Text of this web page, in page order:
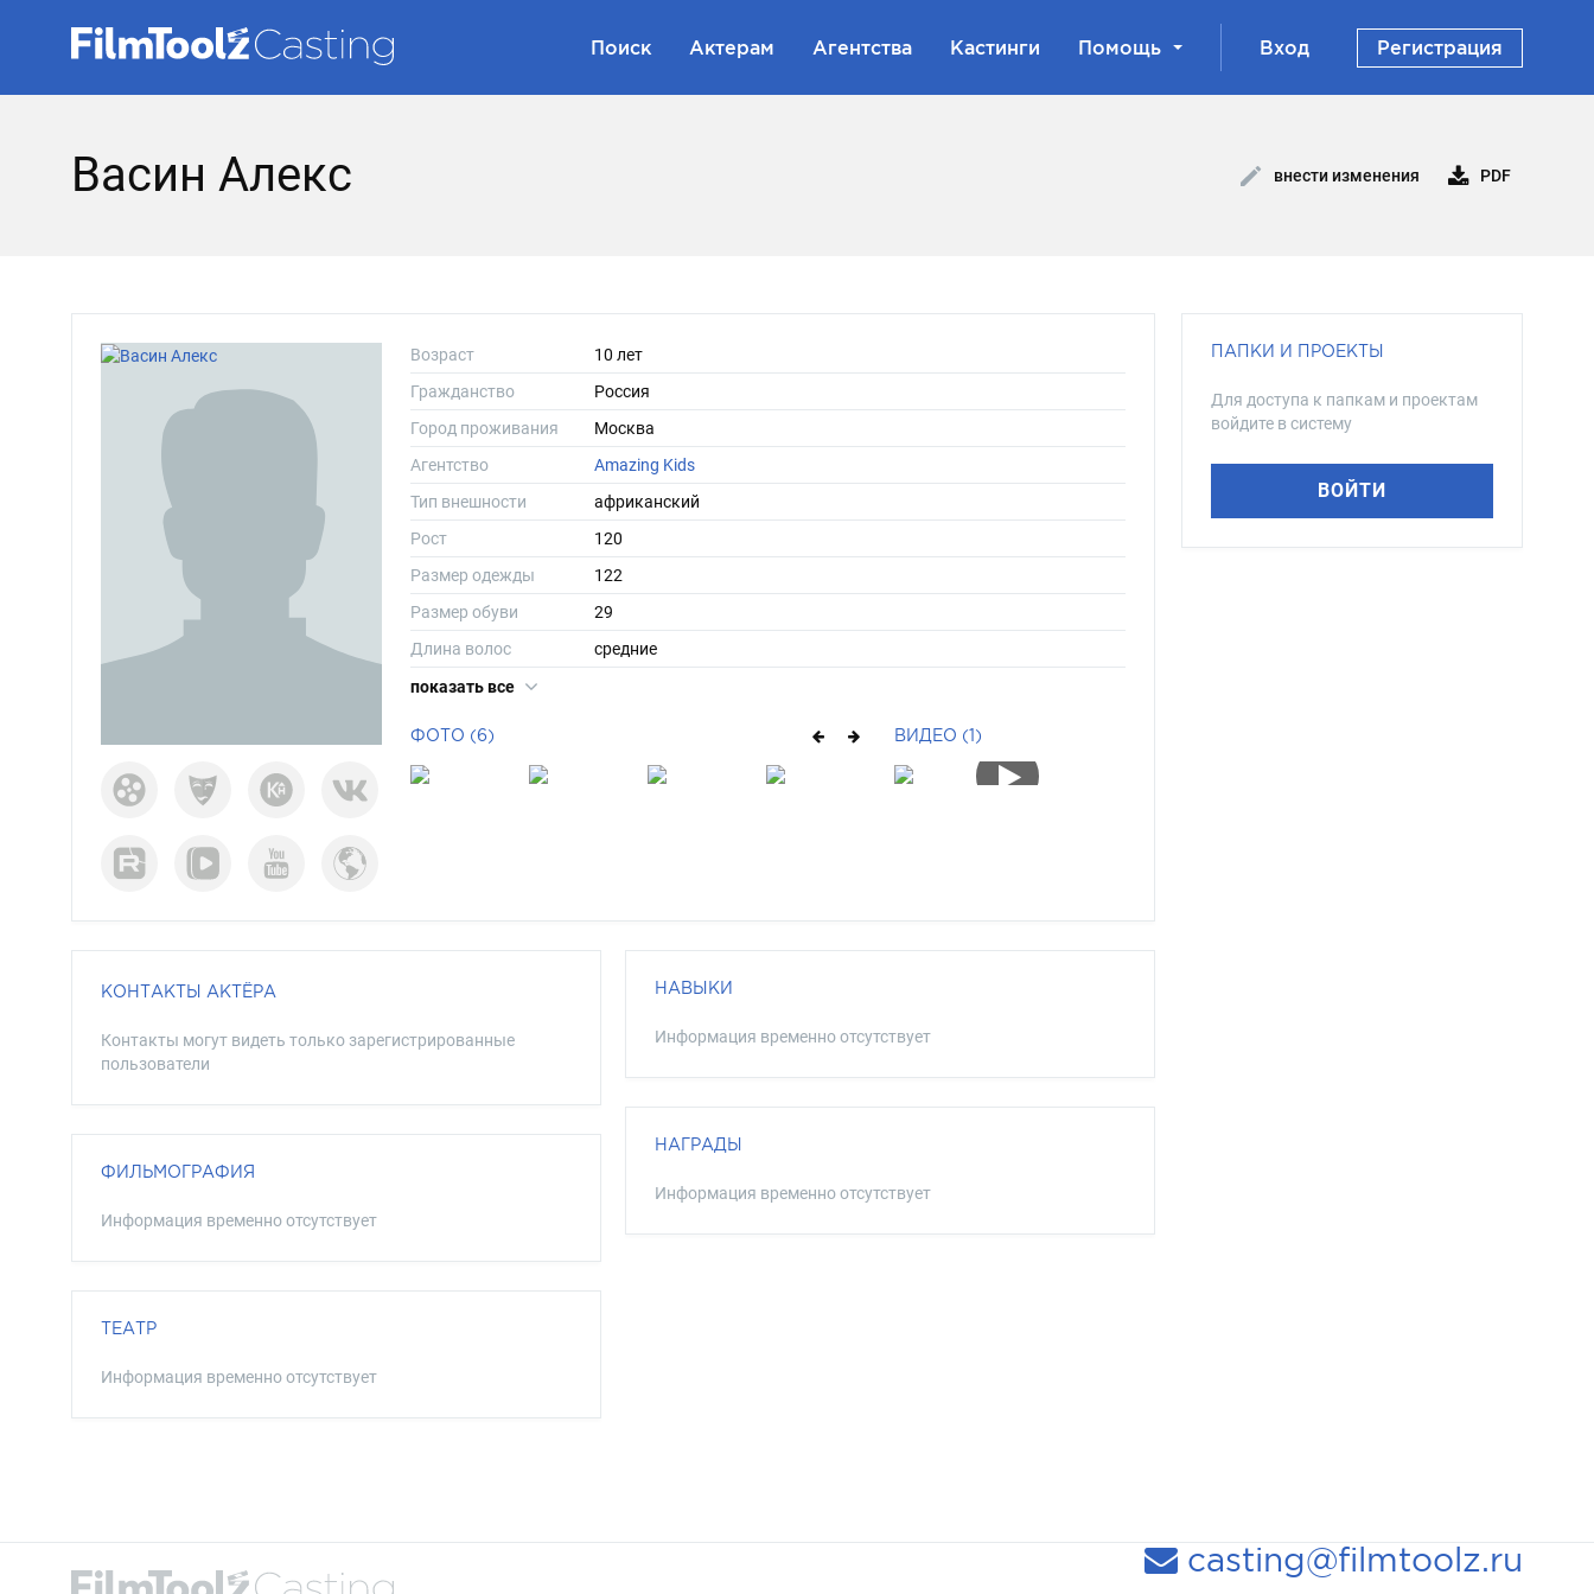
Поиск Актерам Агентства Кастинги Помощь Вход Регистрация
Васин Алекс внести изменения PDF
Возраст
10 лет
Гражданство
Россия
Город проживания
Москва
Агентство
Amazing Kids
Тип внешности
африканский
Рост
120
Размер одежды
122
Размер обуви
29
Длина волос
средние
Цвет волос
показать все
ФОТО (6) ВИДЕО (1)
КОНТАКТЫ АКТЁРА
Контакты могут видеть только зарегистрированные
пользователи
ФИЛЬМОГРАФИЯ
Информация временно отсутствует
ТЕАТР
Информация временно отсутствует
НАВЫКИ
Информация временно отсутствует
НАГРАДЫ
Информация временно отсутствует
ПАПКИ И ПРОЕКТЫ
Для доступа к папкам и проектам
войдите в систему
ВОЙТИ
casting@filmtoolz.ru